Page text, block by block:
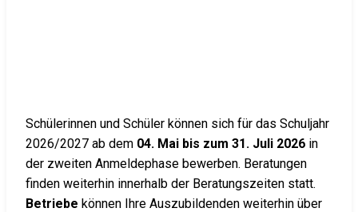
Schülerinnen und Schüler können sich für das Schuljahr
2026/2027 ab dem 04. Mai bis zum 31. Juli 2026 in
der zweiten Anmeldephase bewerben. Beratungen
finden weiterhin innerhalb der Beratungszeiten statt.
Betriebe können Ihre Auszubildenden weiterhin über